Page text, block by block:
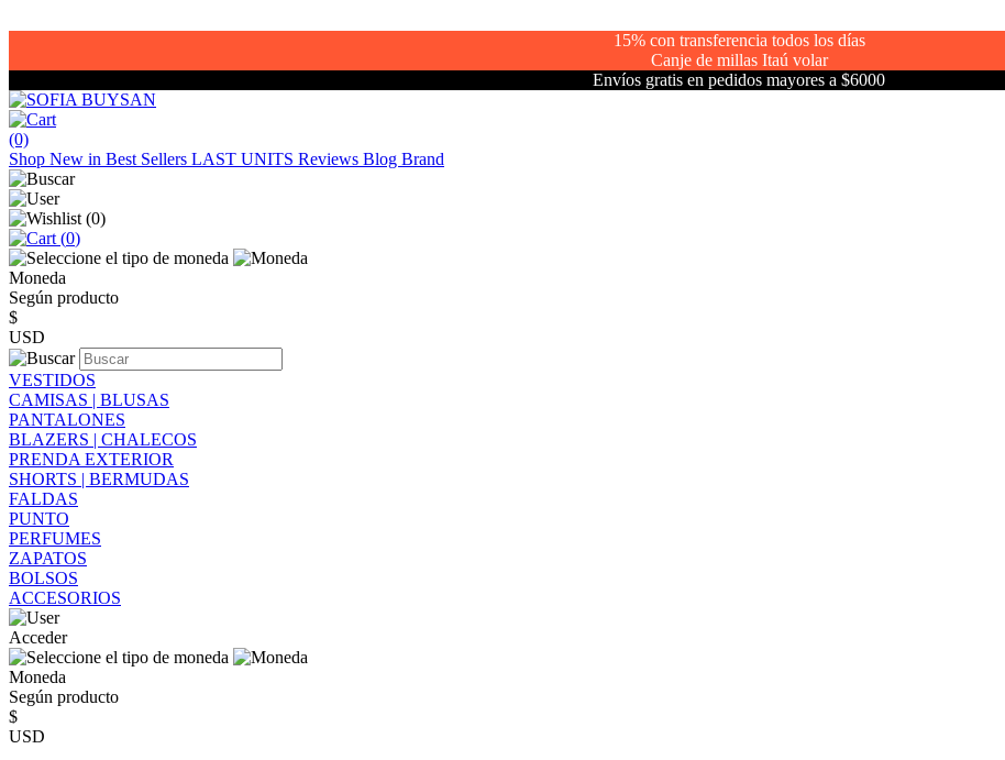
15% con transferencia todos los días
Canje de millas Itaú volar
Envíos gratis en pedidos mayores a $6000
(0)
Shop New in Best Sellers LAST UNITS Reviews Blog Brand
(0)
(0)
Moneda
Según producto
$
USD
VESTIDOS
CAMISAS | BLUSAS
PANTALONES
BLAZERS | CHALECOS
PRENDA EXTERIOR
SHORTS | BERMUDAS
FALDAS
PUNTO
PERFUMES
ZAPATOS
BOLSOS
ACCESORIOS
Acceder
Moneda
Según producto
$
USD